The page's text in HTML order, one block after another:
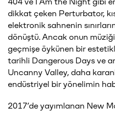
404 ve I Am the Night gibi
dikkat çeken Perturbator,
elektronik sahnenin
dönüştü. Ancak onun
geçmişe öykünen bir
tarihli Dangerous Days ve
Uncanny Valley, daha
endüstriyel bir yönelimin
2017’de yayımlanan New